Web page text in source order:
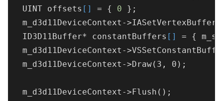
  UINT offsets
[] = { 0 };
  m_d3d11DeviceContext->
  ID3D11Buffer* constantBuffers
[]
= {
  m_d3d11DeviceContext->
  m_d3d11DeviceContext->
Draw(3, 0) ;
  m_d3d11DeviceContext->
Flush() ;